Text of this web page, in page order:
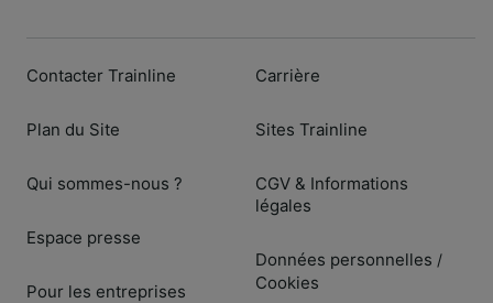
Contacter Trainline
Plan du Site
Qui sommes-nous ?
Espace presse
Pour les entreprises
Carrière
Sites Trainline
CGV & Informations
légales
Données personnelles /
Cookies